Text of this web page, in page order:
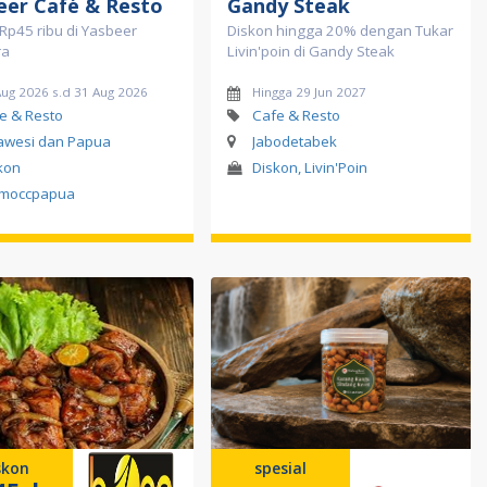
Café & Resto
ribu di Yasbeer
2026 s.d 31 Aug 2026
& Resto
dan Papua
Gandy Steak
Diskon hingga 20% dengan Tukar
Livin'poin di Gandy Steak
Hingga 29 Jun 2027
Cafe & Resto
Jabodetabek
Diskon, Livin'Poin
spesial